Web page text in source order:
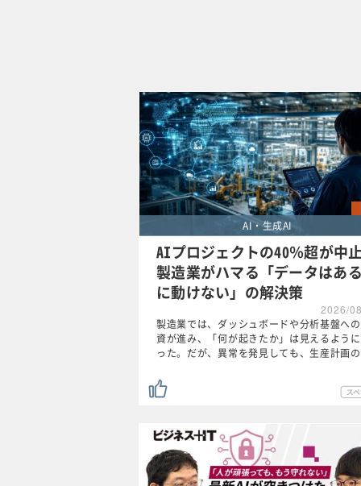
AI・生成AI
AIプロジェクトの40％超が中
製造業がハマる「データはあ
に動けない」の解決策
2026/
製造業では、ダッシュボードや分析基盤へ
資が進み、「何が起きたか」は見えるよう
った。だが、異常を発見しても、生産計画